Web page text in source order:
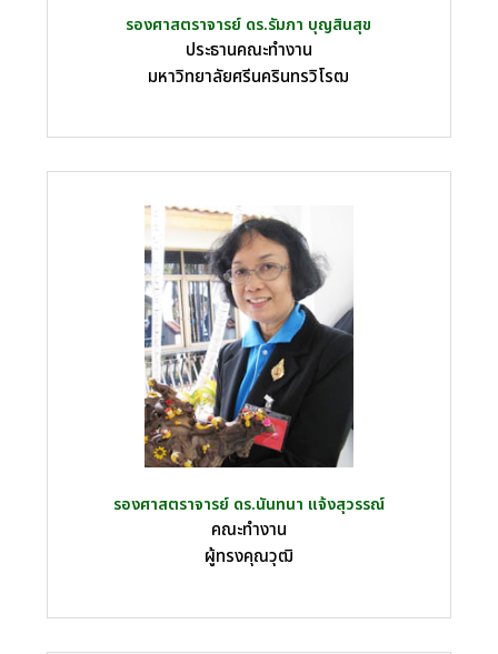
รองศาสตราจารย์ ดร.รัมภา บุญสินสุข
ประธานคณะทำงาน
มหาวิทยาลัยศรีนครินทรวิโรฒ
รองศาสตราจารย์ ดร.นันทนา แจ้งสุวรรณ์
คณะทำงาน
ผู้ทรงคุณวุฒิ